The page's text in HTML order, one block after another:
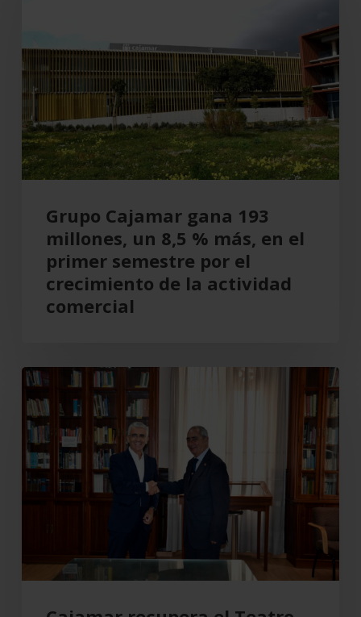
193
millones,
un
8,5
%
más,
en
primer
semestre
crecimiento
actividad
comercial
Grupo Cajamar gana 193
millones, un 8,5 % más, en el
primer semestre por el
crecimiento de la actividad
comercial
Cajamar
recupera
el
Teatro
Cervantes
para